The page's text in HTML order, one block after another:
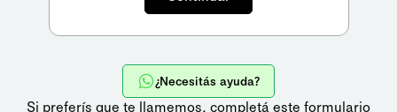
¿Necesitás ayuda?
Si preferís que te llamemos, completá este formulario